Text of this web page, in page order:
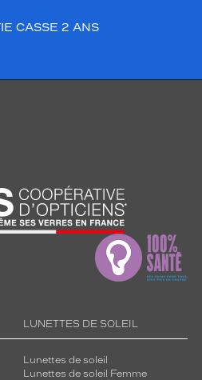
CASSE 2 ANS
LUNETTES DE SOLEIL
Lunettes de soleil
Lunettes de soleil Femme